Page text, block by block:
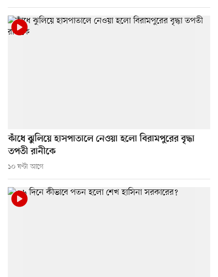
কাঁধে ঝুলিয়ে হাসপাতালে নেওয়া হলো বিরামপুরের বৃদ্ধা
তপতী রানীকে
১০ ঘণ্টা আগে